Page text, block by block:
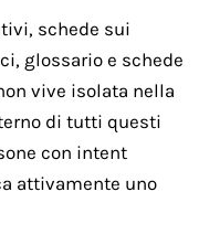
schede sui
glossario e schede
vive isolata nella
di tutti questi
con intent
attivamente uno